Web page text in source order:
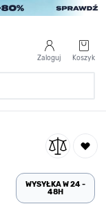
Zaloguj Koszyk
WYSYŁKA W 24 -
48H